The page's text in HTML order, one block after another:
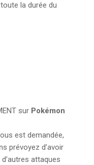
la durée du
sur Pokémon
est demandée,
prévoyez d’avoir
attaques